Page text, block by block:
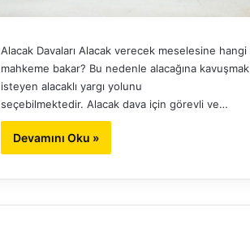
Alacak Davaları Alacak verecek meselesine hangi
mahkeme bakar? Bu nedenle alacağına kavuşmak
isteyen alacaklı yargı yolunu
seçebilmektedir. Alacak dava için görevli ve…
Devamını Oku »